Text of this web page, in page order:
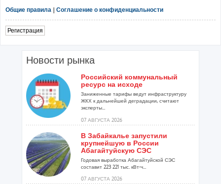
Общие правила | Соглашение о конфиденциальности
Регистрация
Новости рынка
Российский коммунальный
ресурс на исходе
Заниженные тарифы ведут инфраструктуру
ЖКХ к дальнейшей деградации, считают
эксперты...
07 АВГУСТА 2026
В Забайкалье запустили
крупнейшую в России
Абагайтуйскую СЭС
Годовая выработка Абагайтуйской СЭС
составит 223 221 тыс. кВт-ч...
07 АВГУСТА 2026